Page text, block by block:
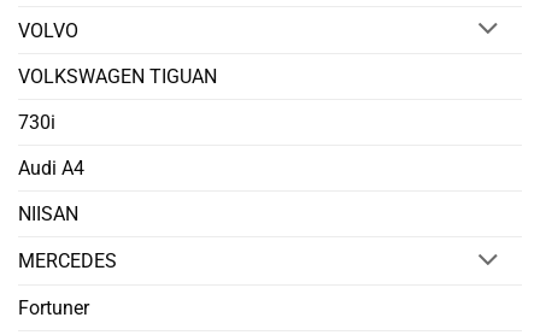
VOLVO
VOLKSWAGEN TIGUAN
730i
Audi A4
NIISAN
MERCEDES
Fortuner